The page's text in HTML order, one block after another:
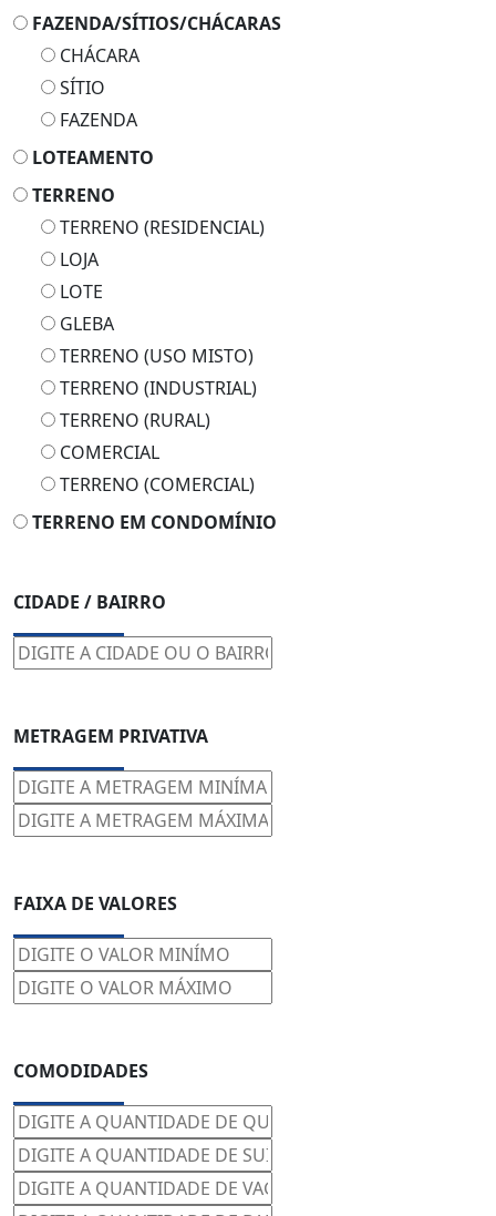
FAZENDA/SÍTIOS/CHÁCARAS
CHÁCARA
SÍTIO
FAZENDA
LOTEAMENTO
TERRENO
TERRENO (RESIDENCIAL)
LOJA
LOTE
GLEBA
TERRENO (USO MISTO)
TERRENO (INDUSTRIAL)
TERRENO (RURAL)
COMERCIAL
TERRENO (COMERCIAL)
TERRENO EM CONDOMÍNIO
CIDADE / BAIRRO
METRAGEM PRIVATIVA
FAIXA DE VALORES
COMODIDADES